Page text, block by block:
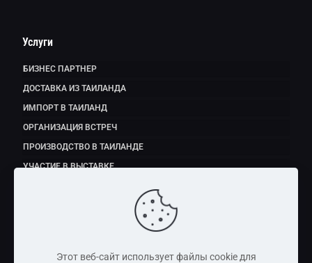
Услуги
БИЗНЕС ПАРТНЕР
ДОСТАВКА ИЗ ТАИЛАНДА
ИМПОРТ В ТАИЛАНД
ОРГАНИЗАЦИЯ ВСТРЕЧ
ПРОИЗВОДСТВО В ТАИЛАНДЕ
УЧАСТИЕ В ВЫСТАВКЕ
Этот веб-сайт использует файлы cookie для